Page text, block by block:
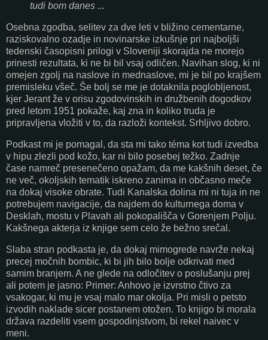
tudi bom danes ...
Osebna zgodba, selitev za dve leti v bližino cementarne,
raziskovalno ozadje in novinarske izkušnje pri najboljši
tedenski časopisni prilogi v Sloveniji skorajda ne morejo
prinesti rezultata, ki ne bi bil vsaj odličen. Navihan slog, ki ni
omejen zgolj na naslove in mednaslove, mi je bil po krajšem
premisleku všeč. Še bolj se me je dotaknila poglobljenost,
kjer Jerant že v orisu zgodovinskih in družbenih dogodkov
pred letom 1951 pokaže, kaj zna in koliko truda je
pripravljena vložiti v to, da razloži kontekst. Srhljivo dobro.
Podkast mi je pomagal, da sta mi tako téma kot tudi izvedba
v hipu zlezli pod kožo, kar ni bilo posebej težko. Zadnje
čase namreč presenečeno opažam, da me kakšnih deset, če
ne več, okoljskih tematik iskreno zanima in občasno meče
na dokaj visoke obrate. Tudi Kanalska dolina mi ni tuja in ne
potrebujem navigacije, da najdem do kulturnega doma v
Desklah, mostu v Plavah ali pokopališča v Gorenjem Polju.
Kakšnega akterja iz knjige sem celo že bežno srečal.
Slaba stran podkasta je, da dokaj mimogrede navrže nekaj
precej močnih bombic, ki bi jih bilo bolje odkrivati med
samim branjem. A ne glede na odločitev o poslušanju prej
ali potem je jasno: Primer: Anhovo je izvrstno čtivo za
vsakogar, ki mu je vsaj malo mar okolja. Pri misli o petsto
izvodih naklade sicer postanem otožen. To knjigo bi morala
država razdeliti vsem gospodinjstvom, bi rekel naivec v
meni.